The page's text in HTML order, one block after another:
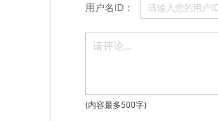
用户名ID：
(内容最多500字)